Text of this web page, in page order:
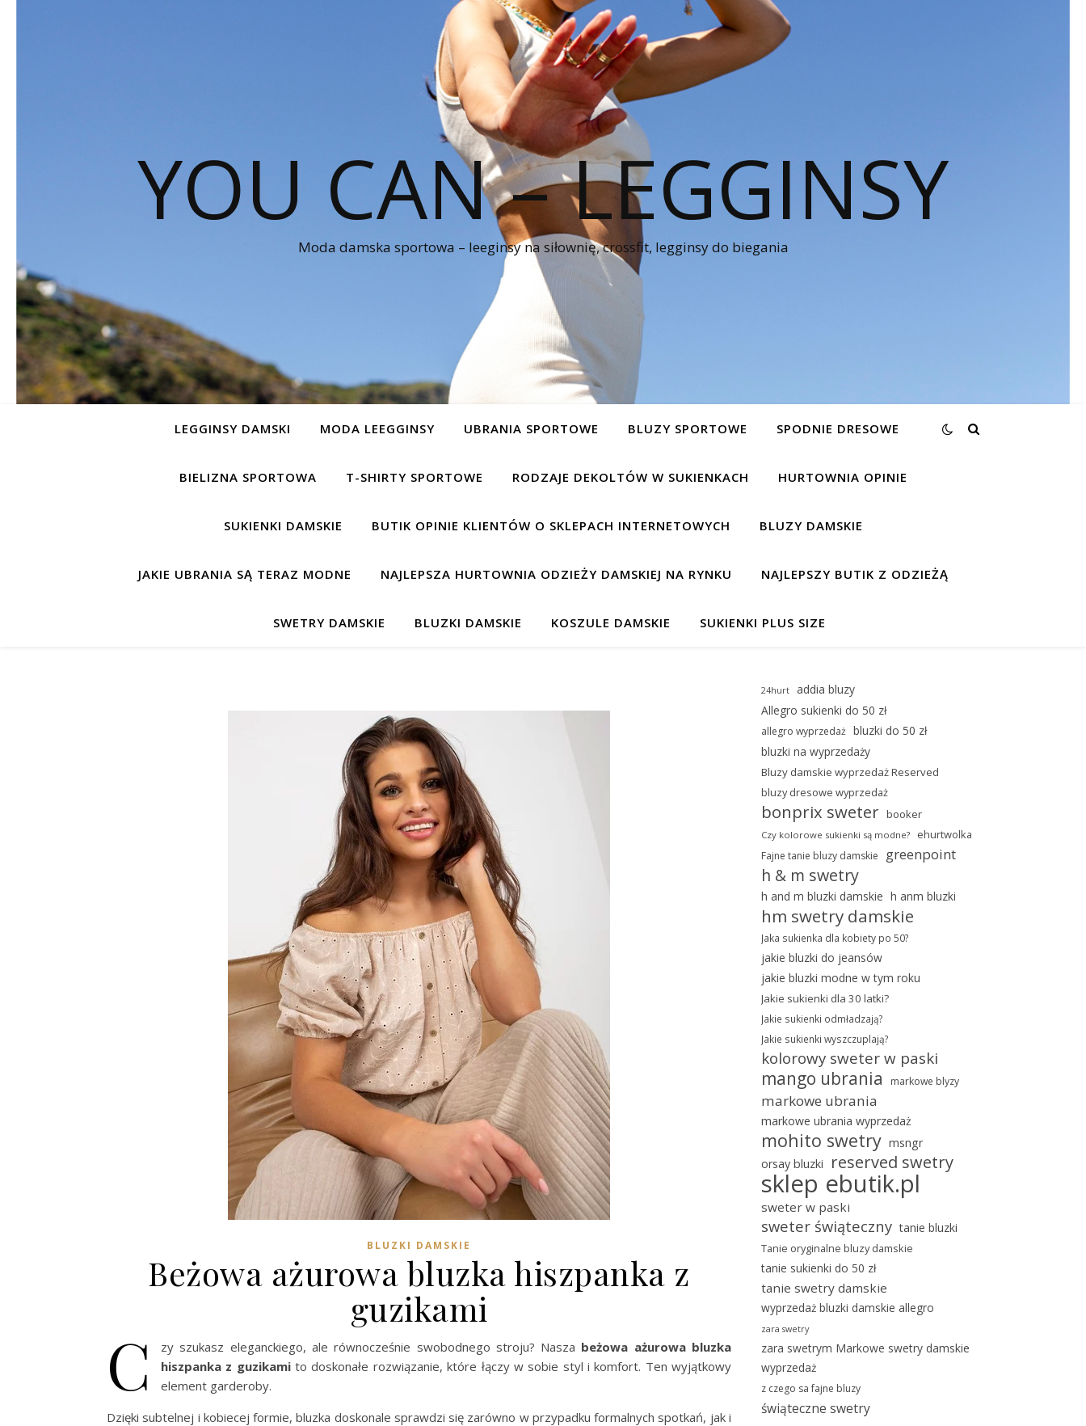
YOU CAN – LEGGINSY
Moda damska sportowa – leeginsy na siłownię, crossfit, legginsy do biegania
LEGGINSY DAMSKI MODA LEEGGINSY UBRANIA SPORTOWE BLUZY SPORTOWE SPODNIE DRESOWE
BIELIZNA SPORTOWA T-SHIRTY SPORTOWE RODZAJE DEKOLTÓW W SUKIENKACH HURTOWNIA OPINIE
SUKIENKI DAMSKIE BUTIK OPINIE KLIENTÓW O SKLEPACH INTERNETOWYCH BLUZY DAMSKIE
JAKIE UBRANIA SĄ TERAZ MODNE NAJLEPSZA HURTOWNIA ODZIEŻY DAMSKIEJ NA RYNKU NAJLEPSZY BUTIK Z ODZIEŻĄ
SWETRY DAMSKIE BLUZKI DAMSKIE KOSZULE DAMSKIE SUKIENKI PLUS SIZE
BLUZKI DAMSKIE
Beżowa ażurowa bluzka hiszpanka z
guzikami
C zy szukasz eleganckiego, ale równocześnie swobodnego stroju? Nasza beżowa ażurowa bluzka
hiszpanka z guzikamito doskonałe rozwiązanie, które łączy w sobie styl i komfort. Ten wyjątkowy
element garderoby.
Dzięki subtelnej i kobiecej formie, bluzka doskonale sprawdzi się zarówno w przypadku formalnych spotkań, jak i
24hurt
addia bluzy
Allegro sukienki do 50 zł
allegro wyprzedaż bluzki do 50 zł
bluzki na wyprzedaży
Bluzy damskie wyprzedaż Reserved
bluzy dresowe wyprzedaż
bonprix sweter booker
Czy kolorowe sukienki są modne? ehurtwolka
Fajne tanie bluzy damskie greenpoint
h & m swetry
h and m bluzki damskie h anm bluzki
hm swetry damskie
Jaka sukienka dla kobiety po 50?
jakie bluzki do jeansów
jakie bluzki modne w tym roku
Jakie sukienki dla 30 latki?
Jakie sukienki odmładzają?
Jakie sukienki wyszczuplają?
kolorowy sweter w paski
mango ubrania markowe blyzy
markowe ubrania
markowe ubrania wyprzedaż
mohito swetry msngr
orsay bluzki
reserved swetry
sklep ebutik.pl
sweter w paski
sweter świąteczny tanie bluzki
Tanie oryginalne bluzy damskie
tanie sukienki do 50 zł
tanie swetry damskie
wyprzedaż bluzki damskie allegro
zara swetry
zara swetrym Markowe swetry damskie
wyprzedaż
z czego sa fajne bluzy
świąteczne swetry